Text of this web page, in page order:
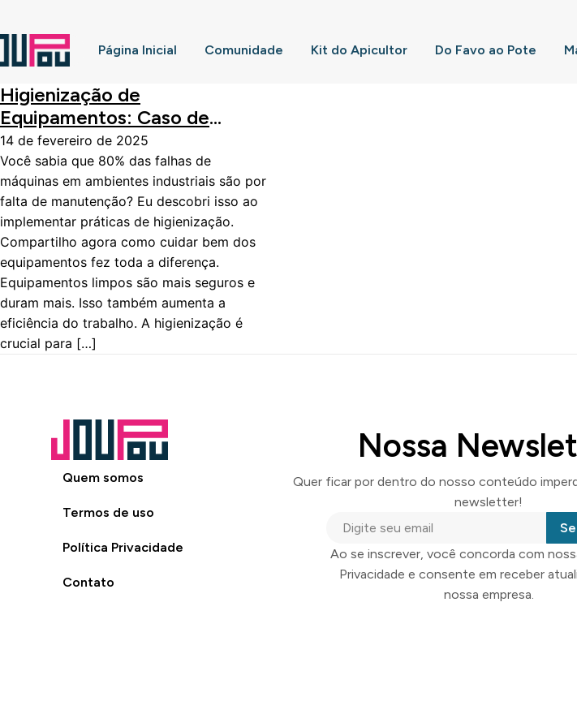
Página Inicial Comunidade Kit do Apicultor Do Favo ao Pote
Higienização de
Equipamentos: Caso de
Sucesso
14 de fevereiro de 2025
Você sabia que 80% das falhas de
máquinas em ambientes industriais são por
falta de manutenção? Eu descobri isso ao
implementar práticas de higienização.
Compartilho agora como cuidar bem dos
equipamentos fez toda a diferença.
Equipamentos limpos são mais seguros e
duram mais. Isso também aumenta a
eficiência do trabalho. A higienização é
crucial para […]
Quem somos
Termos de uso
Política Privacidade
Contato
Nossa
Quer ficar por dentro do nosso conteúdo
newsletter!
Ao se inscrever, você concorda com
Privacidade e consente em receber
nossa empresa.